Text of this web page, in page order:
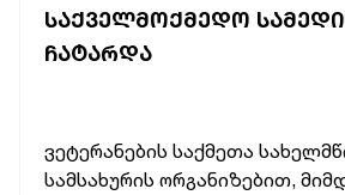
ᲘᲜᲢᲔᲠᲕᲘᲣ
ᲡᲐᲥᲕᲔᲚᲛᲝᲥᲛᲔᲓᲝ
ᲩᲐᲢᲐᲠᲓᲐ
ვეტერანების საქმეთა
სამსახურის ორგანიზებით,